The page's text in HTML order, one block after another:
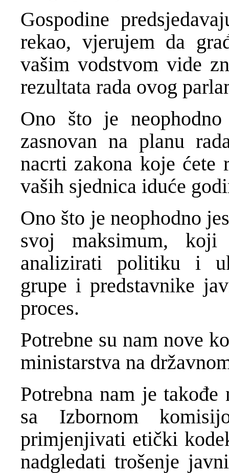
Gospodine
rekao, vjerujem da
vašim vodstvom vide
rezultata rada ovog
Ono što je
zasnovan na planu
nacrti zakona koje ćete
vaših sjednica iduće
Ono što je neophodno
svoj maksimum,
analizirati politiku i
grupe i predstavnike
proces.
Potrebne su nam nove
ministarstva na
Potrebna nam je
sa Izbornom
primjenjivati etički
nadgledati trošenje